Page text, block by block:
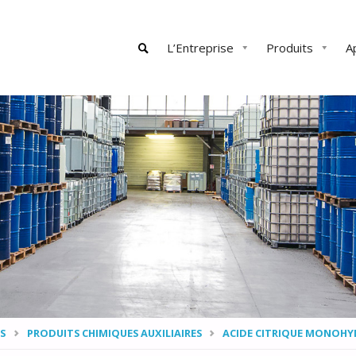
content
L’Entreprise Produits
SEARCH
PRODUITS CHIMIQUES AUXILIAIRES ACIDE CITRIQUE